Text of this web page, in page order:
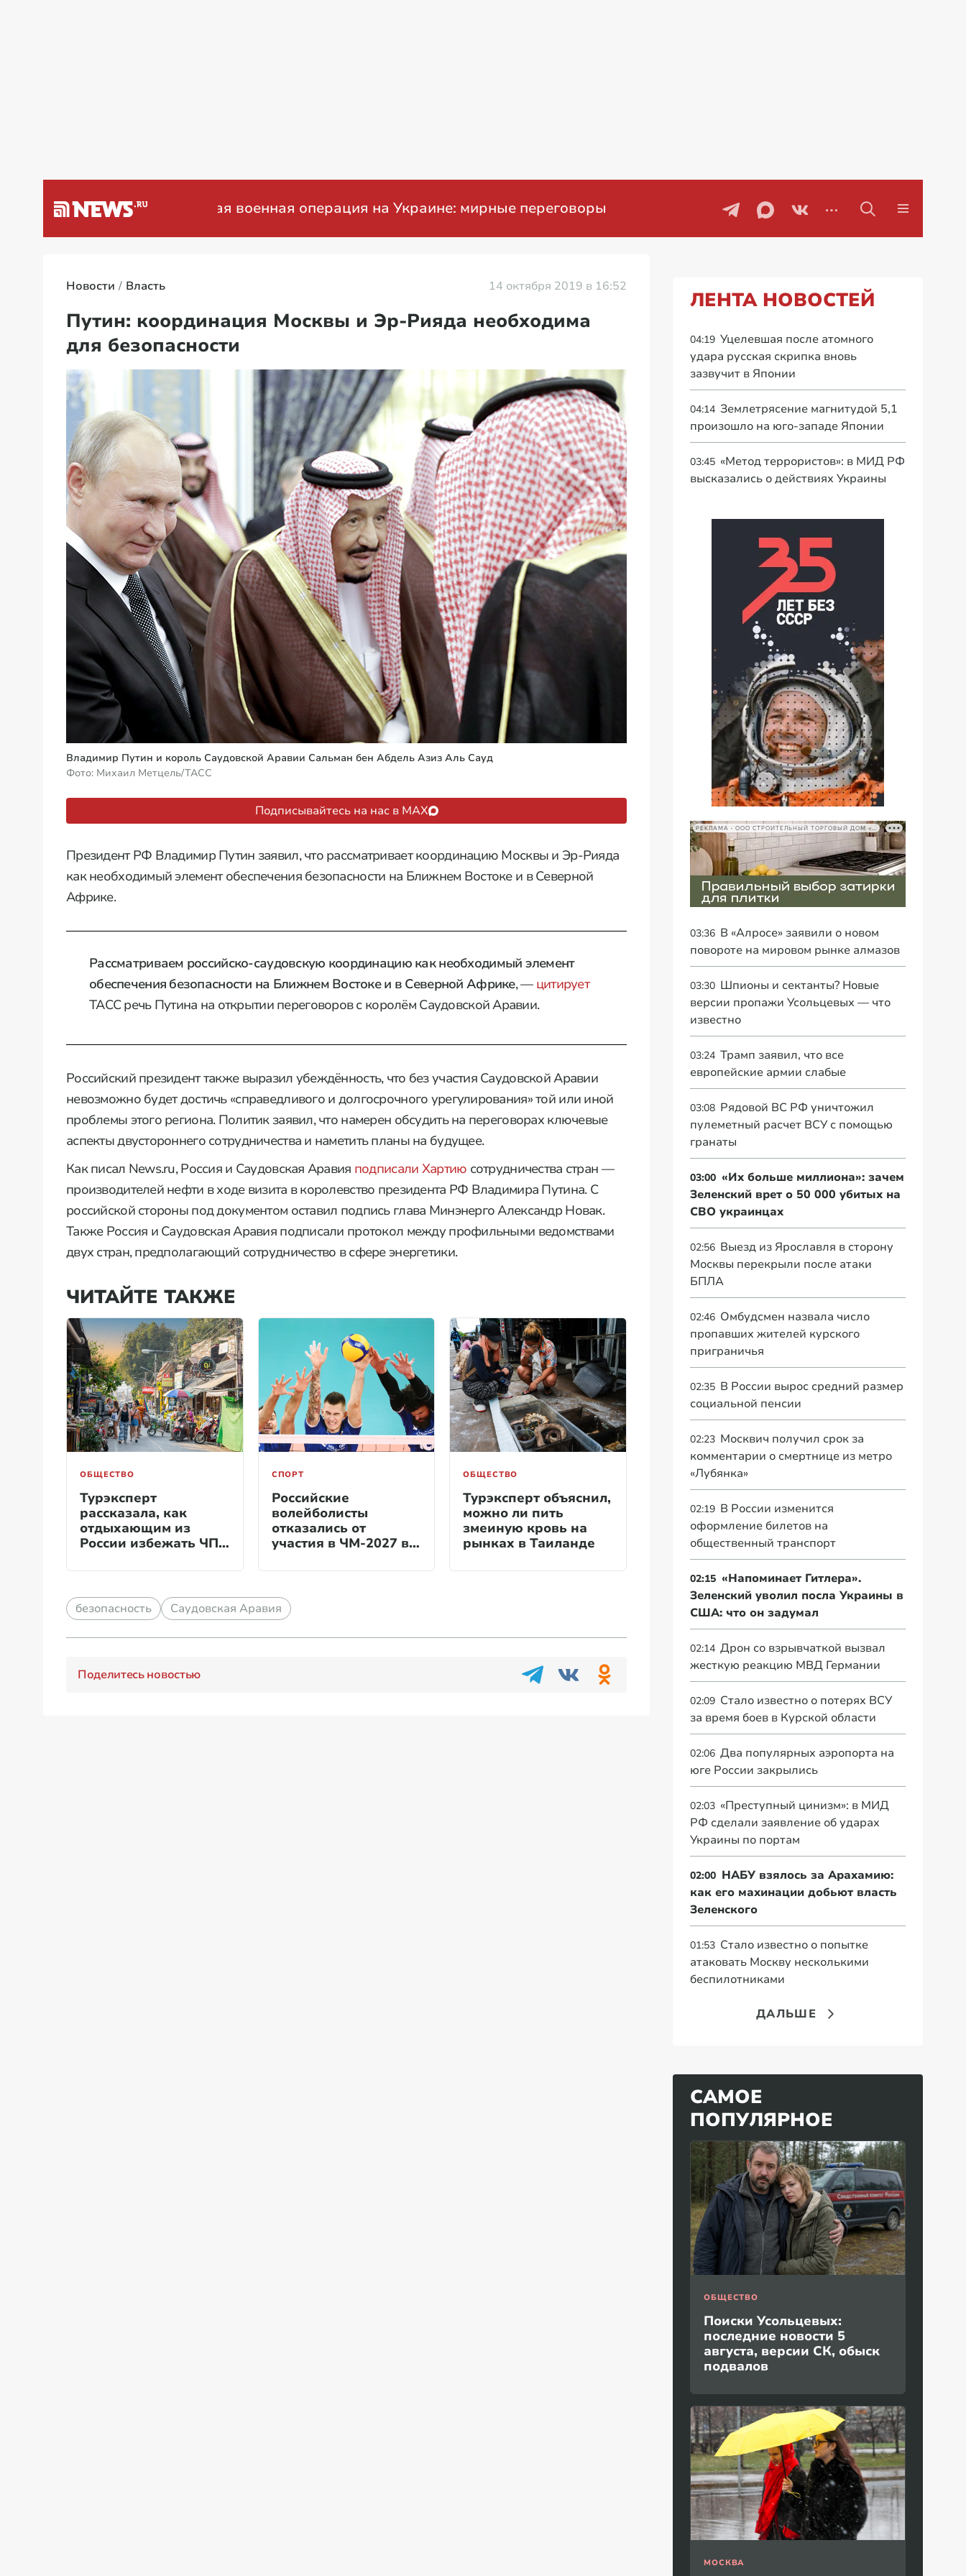
Специальная военная операция на Украине: мирные переговоры Проблемы с бензином в
Новости Власть 14 октября 2019 в 16:52
Путин: координация Москвы и Эр-Рияда необходима
для безопасности
Владимир Путин и король Саудовской Аравии Сальман бен Абдель Азиз Аль Сауд
Фото: Михаил Метцель/ТАСС
Подписывайтесь на нас в MAX
Президент РФ Владимир Путин заявил, что рассматривает координацию Москвы и Эр-Рияда
как необходимый элемент обеспечения безопасности на Ближнем Востоке и в Северной
Африке.
Рассматриваем российско-саудовскую координацию как необходимый элемент
обеспечения безопасности на Ближнем Востоке и в Северной Африке, — цитирует
ТАСС речь Путина на открытии переговоров с королём Саудовской Аравии.
Российский президент также выразил убеждённость, что без участия Саудовской Аравии
невозможно будет достичь «справедливого и долгосрочного урегулирования» той или иной
проблемы этого региона. Политик заявил, что намерен обсудить на переговорах ключевые
аспекты двустороннего сотрудничества и наметить планы на будущее.
Как писал News.ru, Россия и Саудовская Аравия подписали Хартию сотрудничества стран —
производителей нефти в ходе визита в королевство президента РФ Владимира Путина. С
российской стороны под документом оставил подпись глава Минэнерго Александр Новак.
Также Россия и Саудовская Аравия подписали протокол между профильными ведомствами
двух стран, предполагающий сотрудничество в сфере энергетики.
ЧИТАЙТЕ ТАКЖЕ
ОБЩЕСТВО
Турэксперт
рассказала, как
отдыхающим из
России избежать ЧП
СПОРТ
Российские
волейболисты
отказались от
участия в ЧМ-2027 в
ОБЩЕСТВО
Турэксперт объяснил,
можно ли пить
змеиную кровь на
рынках в Таиланде
безопасность Саудовская Аравия
Поделитесь новостью
ЛЕНТА НОВОСТЕЙ
04:19 Уцелевшая после атомного
удара русская скрипка вновь
зазвучит в Японии
04:14 Землетрясение магнитудой 5,1
произошло на юго-западе Японии
03:45 «Метод террористов»: в МИД РФ
высказались о действиях Украины
03:36 В «Алросе» заявили о новом
повороте на мировом рынке алмазов
03:30 Шпионы и сектанты? Новые
версии пропажи Усольцевых — что
известно
03:24 Трамп заявил, что все
европейские армии слабые
03:08 Рядовой ВС РФ уничтожил
пулеметный расчет ВСУ с помощью
гранаты
03:00 «Их больше миллиона»: зачем
Зеленский врет о 50 000 убитых на
СВО украинцах
02:56 Выезд из Ярославля в сторону
Москвы перекрыли после атаки
БПЛА
02:46 Омбудсмен назвала число
пропавших жителей курского
приграничья
02:35 В России вырос средний размер
социальной пенсии
02:23 Москвич получил срок за
комментарии о смертнице из метро
«Лубянка»
02:19 В России изменится
оформление билетов на
общественный транспорт
02:15 «Напоминает Гитлера».
Зеленский уволил посла Украины в
США: что он задумал
02:14 Дрон со взрывчаткой вызвал
жесткую реакцию МВД Германии
02:09 Стало известно о потерях ВСУ
за время боев в Курской области
02:06 Два популярных аэропорта на
юге России закрылись
02:03 «Преступный цинизм»: в МИД
РФ сделали заявление об ударах
Украины по портам
02:00 НАБУ взялось за Арахамию:
как его махинации добьют власть
Зеленского
01:53 Стало известно о попытке
атаковать Москву несколькими
беспилотниками
ДАЛЬШЕ
САМОЕ
ПОПУЛЯРНОЕ
ОБЩЕСТВО
Поиски Усольцевых:
последние новости 5
августа, версии СК, обыск
подвалов
МОСКВА